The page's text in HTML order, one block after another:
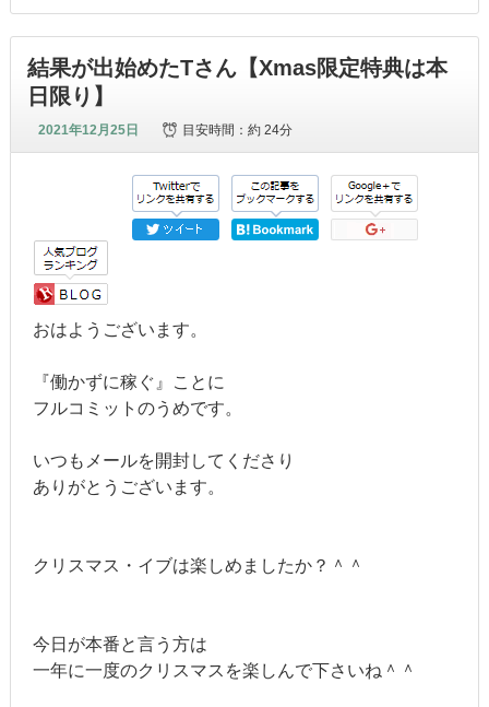
結果が出始めたTさん【Xmas限定特典は本
日限り】
2021年12月25日 目安時間：約 24分
おはようございます。
『働かずに稼ぐ』ことに
フルコミットのうめです。
いつもメールを開封してくださり
ありがとうございます。
クリスマス・イブは楽しめましたか？＾＾
今日が本番と言う方は
一年に一度のクリスマスを楽しんで下さいね＾＾